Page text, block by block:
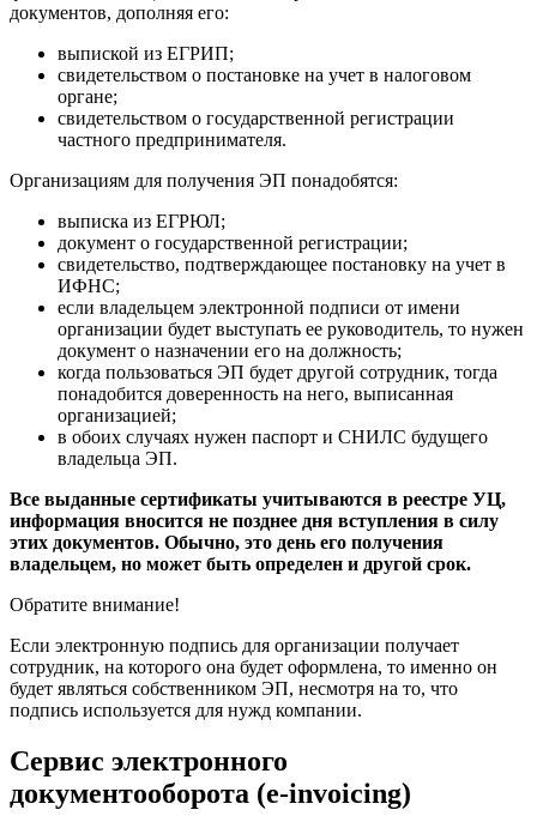
документов, дополняя его:
выпиской из ЕГРИП;
свидетельством о постановке на учет в налоговом
органе;
свидетельством о государственной регистрации
частного предпринимателя.
Организациям для получения ЭП понадобятся:
выписка из ЕГРЮЛ;
документ о государственной регистрации;
свидетельство, подтверждающее постановку на учет в
ИФНС;
если владельцем электронной подписи от имени
организации будет выступать ее руководитель, то нужен
документ о назначении его на должность;
когда пользоваться ЭП будет другой сотрудник, тогда
понадобится доверенность на него, выписанная
организацией;
в обоих случаях нужен паспорт и СНИЛС будущего
владельца ЭП.
Все выданные сертификаты учитываются в реестре УЦ,
информация вносится не позднее дня вступления в силу
этих документов. Обычно, это день его получения
владельцем, но может быть определен и другой срок.
Обратите внимание!
Если электронную подпись для организации получает
сотрудник, на которого она будет оформлена, то именно он
будет являться собственником ЭП, несмотря на то, что
подпись используется для нужд компании.
Сервис электронного
документооборота (e-invoicing)